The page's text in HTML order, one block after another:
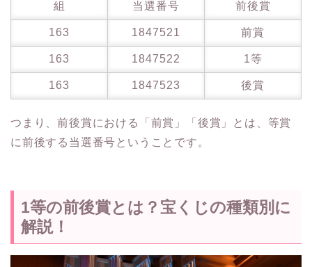
組 当選番号 前後賞
163 1847521 前賞
163 1847522 1等
163 1847523 後賞
つまり、前後賞における「前賞」「後賞」とは、等賞
に前後する当選番号ということです。
1等の前後賞とは？宝くじの種類別に
解説！